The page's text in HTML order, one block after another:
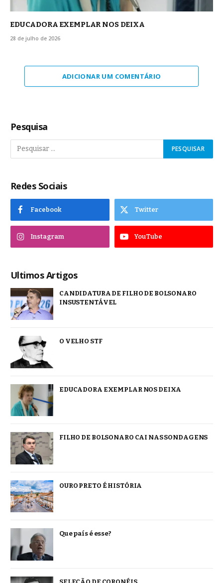
EDUCADORA EXEMPLAR NOS DEIXA
28 de julho de 2026
ADICIONAR UM COMENTÁRIO
Pesquisa
Redes Sociais
Facebook Twitter
Instagram YouTube
Ultimos Artigos
CANDIDATURA DE FILHO DE BOLSONARO
INSUSTENTÁVEL
O VELHO STF
EDUCADORA EXEMPLAR NOS DEIXA
FILHO DE BOLSONARO CAI NAS SONDAGENS
OURO PRETO É HISTÓRIA
Que país é esse?